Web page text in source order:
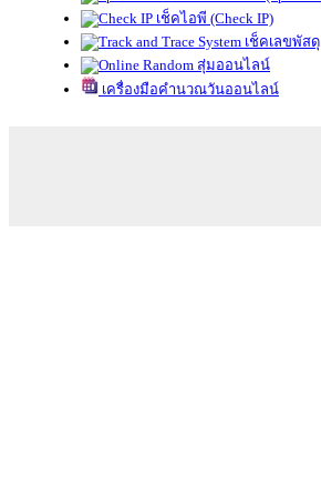
เช็คไอพี (Check IP)
เช็คเลขพัสดุ
สุ่มออนไลน์
เครื่องมือคำนวณวันออนไลน์